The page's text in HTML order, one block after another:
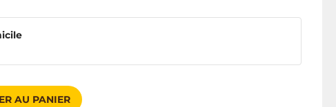
AU PANIER